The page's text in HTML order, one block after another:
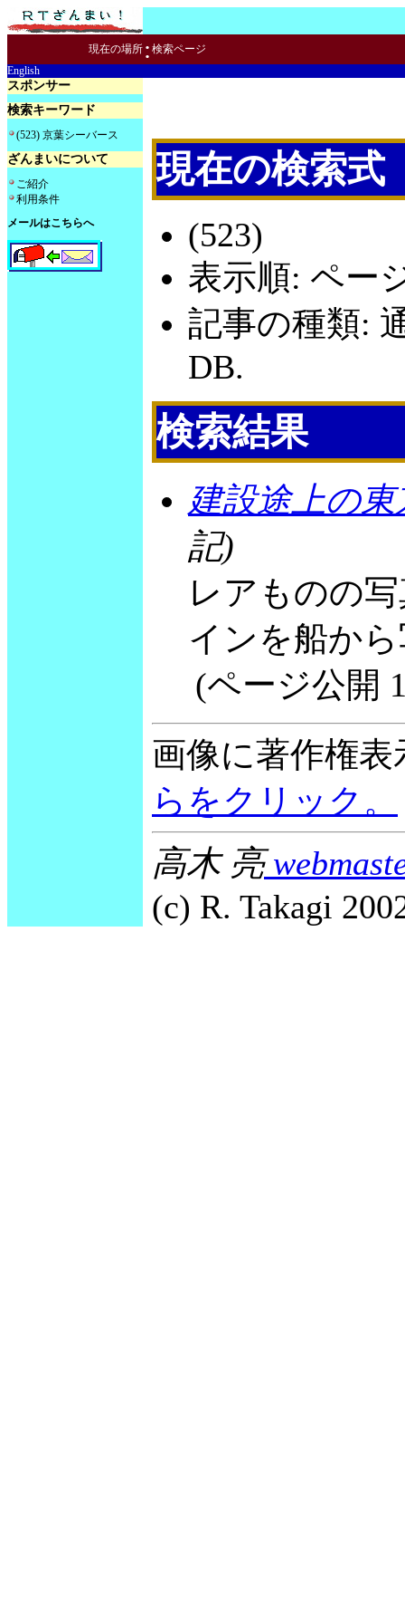
現在の場所 : 検索ページ
English
スポンサー
検索キーワード
(523) 京葉シーバース
ざんまいについて
ご紹介
利用条件
メールはこちらへ
現在の検索式
(523)
表示順: ペー
記事の種類:
DB.
検索結果
建設途上の
記)
レアものの
インを船か
(ページ公開
画像に著作権
らをクリック。
高木 亮
(c) R. Takagi